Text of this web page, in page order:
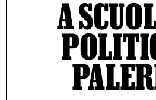
A